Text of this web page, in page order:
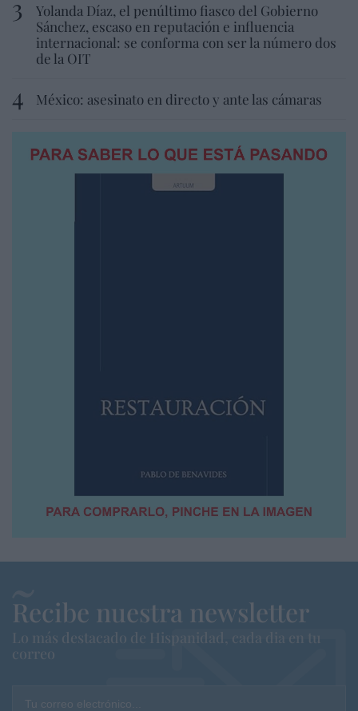
Yolanda Díaz, el penúltimo fiasco del Gobierno
Sánchez, escaso en reputación e influencia
internacional: se conforma con ser la número dos
de la OIT
México: asesinato en directo y ante las cámaras
Recibe nuestra newsletter
Lo más destacado de Hispanidad, cada dia en tu
correo
Tu correo electrónico...